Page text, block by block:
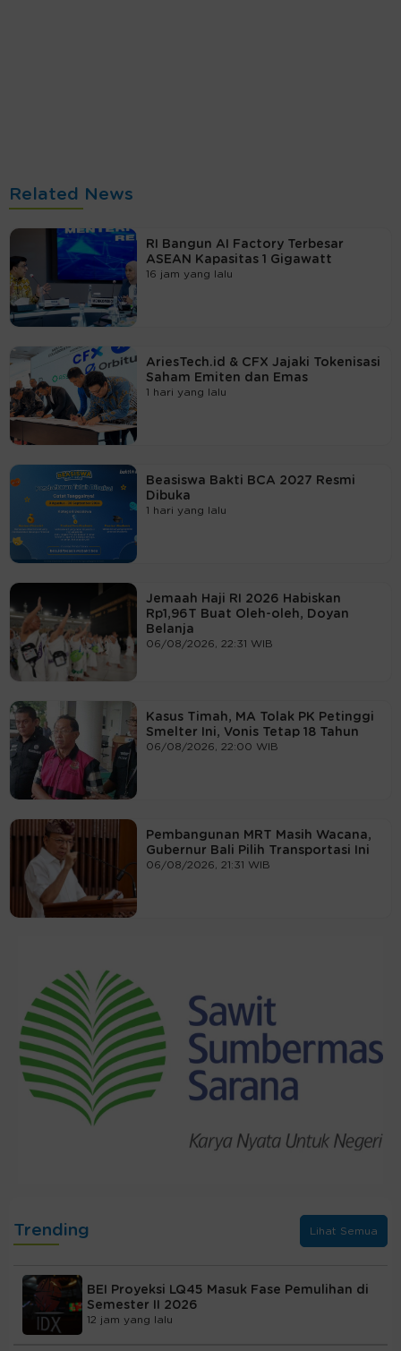
Related News
RI Bangun AI Factory Terbesar
ASEAN Kapasitas 1 Gigawatt
16 jam yang lalu
AriesTech.id & CFX Jajaki Tokenisasi
Saham Emiten dan Emas
1 hari yang lalu
Beasiswa Bakti BCA 2027 Resmi
Dibuka
1 hari yang lalu
Jemaah Haji RI 2026 Habiskan
Rp1,96T Buat Oleh-oleh, Doyan
Belanja
06/08/2026, 22:31 WIB
Kasus Timah, MA Tolak PK Petinggi
Smelter Ini, Vonis Tetap 18 Tahun
06/08/2026, 22:00 WIB
Pembangunan MRT Masih Wacana,
Gubernur Bali Pilih Transportasi Ini
06/08/2026, 21:31 WIB
Trending Lihat Semua
BEI Proyeksi LQ45 Masuk Fase Pemulihan di
Semester II 2026
12 jam yang lalu